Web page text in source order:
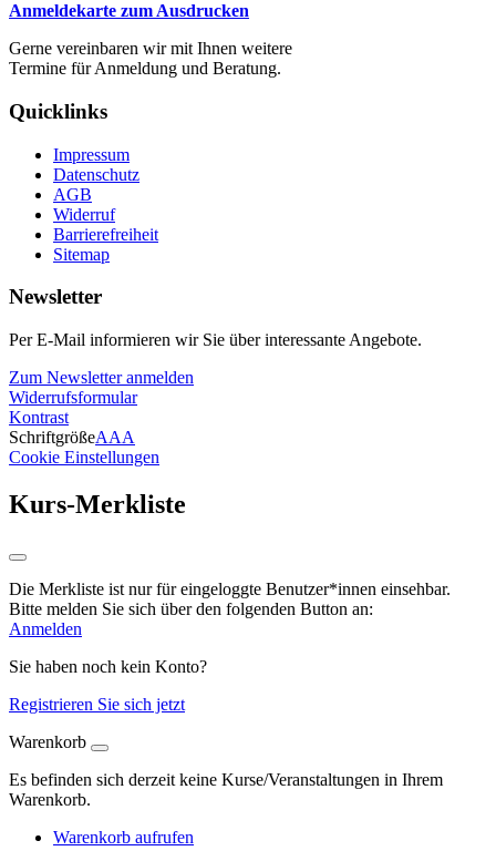
Anmeldekarte zum Ausdrucken
Gerne vereinbaren wir mit Ihnen weitere
Termine für Anmeldung und Beratung.
Quicklinks
Impressum
Datenschutz
AGB
Widerruf
Barrierefreiheit
Sitemap
Newsletter
Per E-Mail informieren wir Sie über interessante Angebote.
Zum Newsletter anmelden
Widerrufsformular
Kontrast
SchriftgrößeAAA
Cookie Einstellungen
Kurs-Merkliste
Die Merkliste ist nur für eingeloggte Benutzer*innen einsehbar.
Bitte melden Sie sich über den folgenden Button an:
Anmelden
Sie haben noch kein Konto?
Registrieren Sie sich jetzt
Warenkorb
Es befinden sich derzeit keine Kurse/Veranstaltungen in Ihrem
Warenkorb.
Warenkorb aufrufen